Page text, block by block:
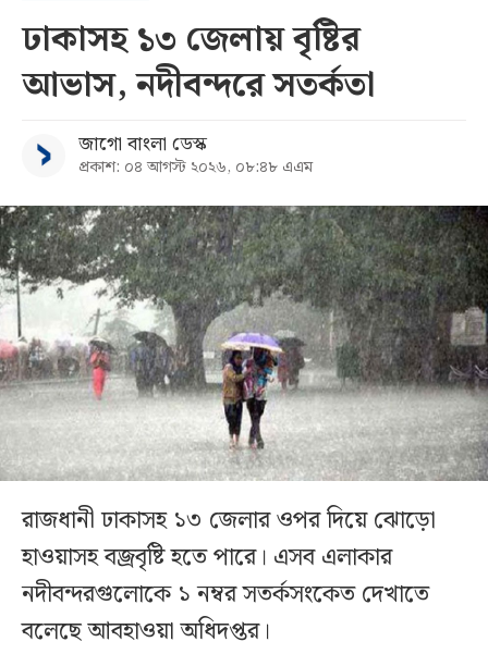
ঢাকাসহ ১৩ জেলায় বৃষ্টির
আভাস, নদীবন্দরে সতর্কতা
জাগো বাংলা ডেস্ক
প্রকাশ: ০৪ আগস্ট ২০২৬, ০৮:৪৮ এএম
রাজধানী ঢাকাসহ ১৩ জেলার ওপর দিয়ে ঝোড়ো
হাওয়াসহ বজ্রবৃষ্টি হতে পারে। এসব এলাকার
নদীবন্দরগুলোকে ১ নম্বর সতর্কসংকেত দেখাতে
বলেছে আবহাওয়া অধিদপ্তর।